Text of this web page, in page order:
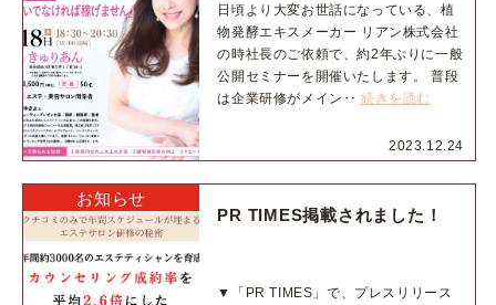
2023.12.24
日頃より大変お世話になっている、植
物発酵エキスメーカー リアン株式会社
の時社長のご依頼で、約2年ぶりに一般
公開セミナーを開催いたします。 普段
は企業研修がメイン‥続きを読む
お知らせ
PR TIMES掲載されました！
▼「PR TIMES」で、プレスリリース